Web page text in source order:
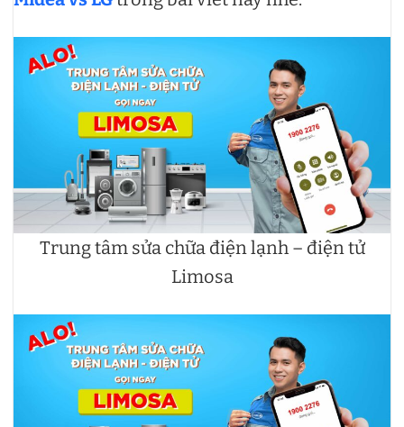
Trung tâm sửa chữa điện lạnh – điện tử
Limosa